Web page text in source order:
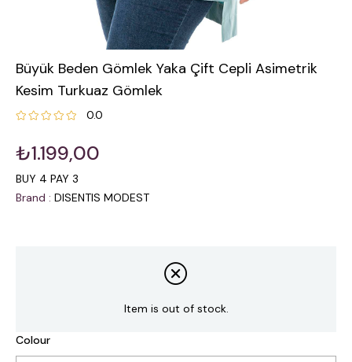
Büyük Beden Gömlek Yaka Çift Cepli Asimetrik
Kesim Turkuaz Gömlek
0.0
₺1.199,00
BUY 4 PAY 3
Brand : DISENTIS MODEST
Item is out of stock.
Colour